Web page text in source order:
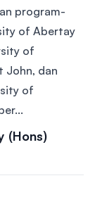
program-
of Abertay
of
John, dan
of
(Hons)